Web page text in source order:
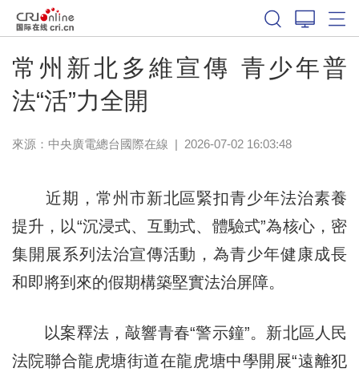
常州新北多維宣傳 青少年普
法“活”力全開
來源：中央廣電總台國際在線 | 2026-07-02 16:03:48
近期，常州市新北區緊扣青少年法治素養
提升，以“沉浸式、互動式、體驗式”為核心，密
集開展系列法治宣傳活動，為青少年健康成長
和即將到來的假期構築堅實法治屏障。
以案釋法，敲響青春“警示鐘”。新北區人民
法院聯合龍虎塘街道在龍虎塘中學開展“遠離犯